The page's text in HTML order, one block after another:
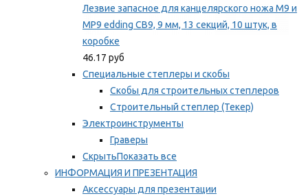
Лезвие запасное для канцелярского ножа M9 и
MP9 edding CB9, 9 мм, 13 секций, 10 штук, в
коробке
46.17 руб
Специальные степлеры и скобы
Скобы для строительных степлеров
Строительный степлер (Текер)
Электроинструменты
Граверы
СкрытьПоказать все
ИНФОРМАЦИЯ И ПРЕЗЕНТАЦИЯ
Аксессуары для презентации